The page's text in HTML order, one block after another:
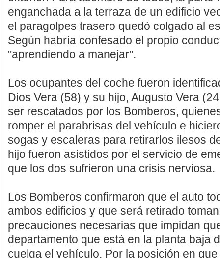
enganchada a la terraza de un edificio
el paragolpes trasero quedó colgado al
Según habría confesado el propio
"aprendiendo a manejar".
Los ocupantes del coche fueron
Dios Vera (58) y su hijo, Augusto Vera
ser rescatados por los Bomberos,
romper el parabrisas del vehículo e
sogas y escaleras para retirarlos ilesos
hijo fueron asistidos por el servicio de
que los dos sufrieron una crisis nerviosa.
Los Bomberos confirmaron que el auto
ambos edificios y que será retirado
precauciones necesarias que impidan
departamento que está en la planta baja
cuelga el vehículo. Por la posición en